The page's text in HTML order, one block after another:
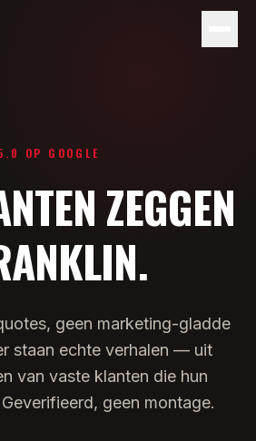
gratis kennismaking
OP GOOGLE
ZEGGEN
geen marketing-gladde
staan echte verhalen — uit
van vaste klanten die hun
geen montage.